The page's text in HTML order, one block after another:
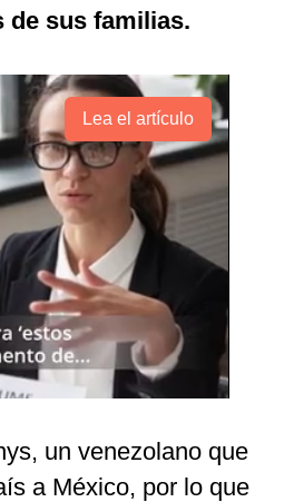
de sus familias.
Lea el artículo
un venezolano que
a México, por lo que